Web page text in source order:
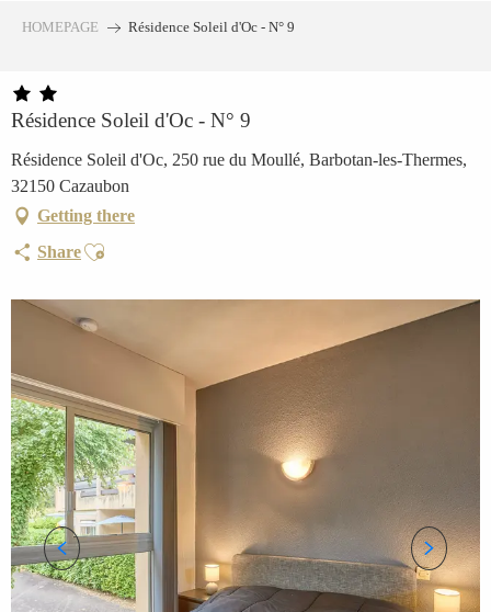
principal
HOMEPAGE Résidence Soleil d'Oc - N° 9
Résidence Soleil d'Oc - N° 9
Résidence Soleil d'Oc, 250 rue du Moullé, Barbotan-les-Thermes,
32150 Cazaubon
Getting there
ShareAjouter aux favoris